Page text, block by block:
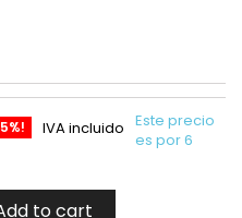
IVA incluido Este precio
es por 6
to cart